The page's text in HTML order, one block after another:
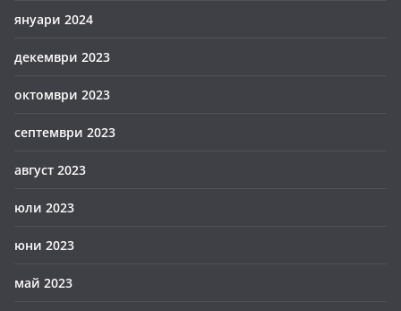
януари 2024
декември 2023
октомври 2023
септември 2023
август 2023
юли 2023
юни 2023
май 2023